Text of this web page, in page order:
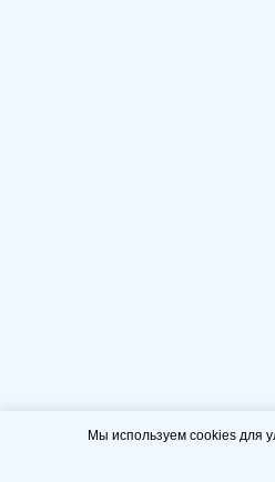
Мы используем cookies для